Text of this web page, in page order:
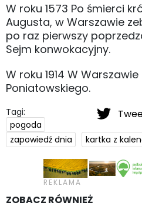
W roku 1573 Po śmierci
Augusta, w Warszawie
po raz pierwszy
Sejm konwokacyjny.
W roku 1914 W
Poniatowskiego.
Tagi:
pogoda
zapowiedź dnia
kartka z
ZOBACZ RÓWNIEŻ